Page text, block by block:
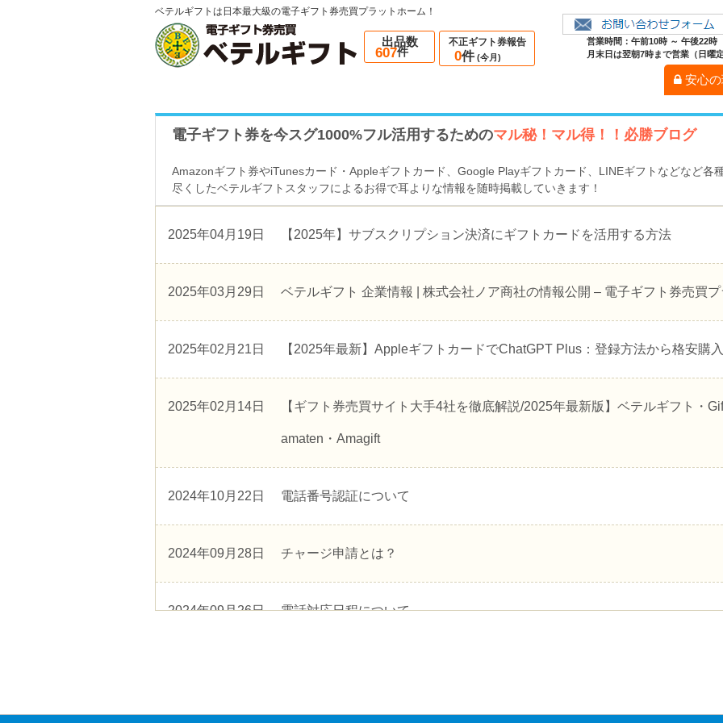
ベテルギフトは日本最大級の電子ギフト券売買プラットホーム！
出品数
607件
不正ギフト券報告
0件 (今月)
営業時間：午前10時 ～ 午後22時
月末日は翌朝7時まで営業（日曜定
安心
電子ギフト券を今スグ1000%フル活用するためのマル秘！マル得！！必勝ブログ
Amazonギフト券やiTunesカード・Appleギフトカード、Google Playギフトカード、LINEギフトなどなど各
尽くしたベテルギフトスタッフによるお得で耳よりな情報を随時掲載していきます！
2025年04月19日 【2025年】サブスクリプション決済にギフトカードを活用する方法
2025年03月29日 ベテルギフト 企業情報 | 株式会社ノア商社の情報公開 – 電子ギフト券売買
2025年02月21日 【2025年最新】AppleギフトカードでChatGPT Plus：登録方法から格安購
2025年02月14日 【ギフト券売買サイト大手4社を徹底解説/2025年最新版】ベテルギフト・
amaten・Amagift
2024年10月22日 電話番号認証について
2024年09月28日 チャージ申請とは？
2024年09月26日 電話対応日程について